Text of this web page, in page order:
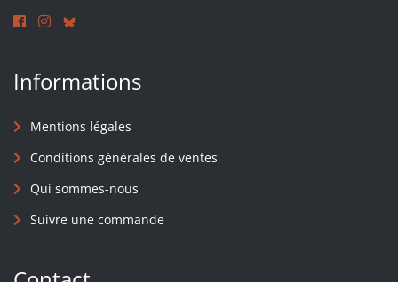
Informations
Mentions légales
Conditions générales de ventes
Qui sommes-nous
Suivre une commande